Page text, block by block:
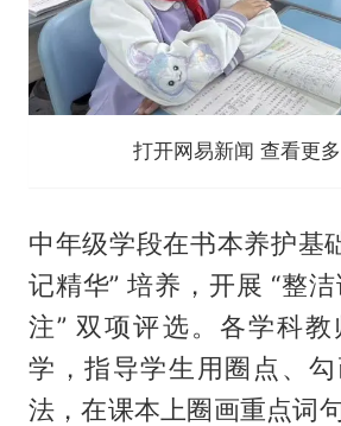
打开网易新闻 查看更
中年级学段在书本养护基
记精华” 培养，开展 “整
注” 双项评选。各学科
学，指导学生用圈点、
法，在课本上圈画重点词